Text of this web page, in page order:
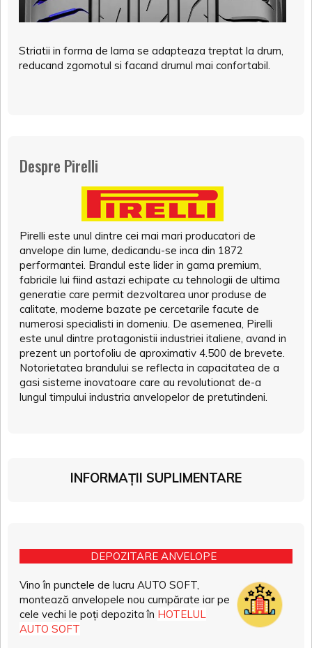
Striatii in forma de lama se adapteaza treptat la drum,
reducand zgomotul si facand drumul mai confortabil.
Despre Pirelli
Pirelli este unul dintre cei mai mari producatori de
anvelope din lume, dedicandu-se inca din 1872
performantei. Brandul este lider in gama premium,
fabricile lui fiind astazi echipate cu tehnologii de ultima
generatie care permit dezvoltarea unor produse de
calitate, moderne bazate pe cercetarile facute de
numerosi specialisti in domeniu. De asemenea, Pirelli
este unul dintre protagonistii industriei italiene, avand in
prezent un portofoliu de aproximativ 4.500 de brevete.
Notorietatea brandului se reflecta in capacitatea de a
gasi sisteme inovatoare care au revolutionat de-a
lungul timpului industria anvelopelor de pretutindeni.
INFORMAȚII SUPLIMENTARE
DEPOZITARE ANVELOPE
Vino în punctele de lucru AUTO SOFT,
montează anvelopele nou cumpărate iar pe
cele vechi le poți depozita în HOTELUL
AUTO SOFT